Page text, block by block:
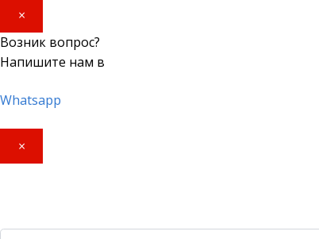
×
Возник вопрос?
Напишите нам в
Whatsapp
×